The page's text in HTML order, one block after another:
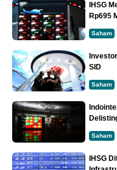
IHSG
Rp695
Saham
SID
Saham
Saham
IHSG